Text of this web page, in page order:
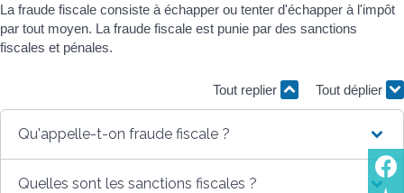
La fraude fiscale consiste à échapper ou tenter d'échapper à l'impôt
par tout moyen. La fraude fiscale est punie par des sanctions
fiscales et pénales.
Tout replier Tout déplier
Qu'appelle-t-on fraude fiscale ?
Quelles sont les sanctions fiscales ?